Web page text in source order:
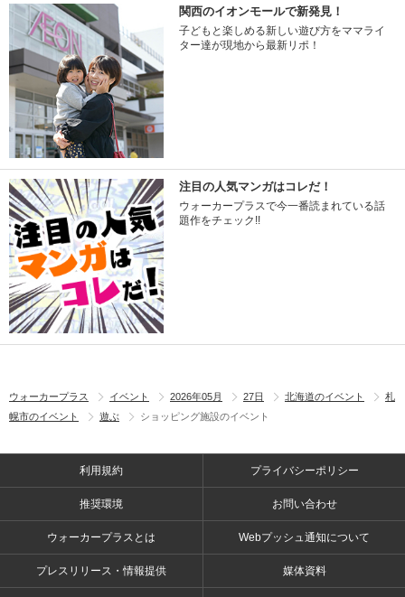
関西のイオンモールで新発見！
子どもと楽しめる新しい遊び方をママライ
ター達が現地から最新リポ！
注目の人気マンガはコレだ！
ウォーカープラスで今一番読まれている話
題作をチェック!!
ウォーカープラス イベント 2026年05月 27日 北海道のイベント
札
幌市のイベント
遊ぶ ショッピング施設のイベント
利用規約 プライバシーポリシー
推奨環境 お問い合わせ
ウォーカープラスとは Webプッシュ通知について
プレスリリース・情報提供 媒体資料